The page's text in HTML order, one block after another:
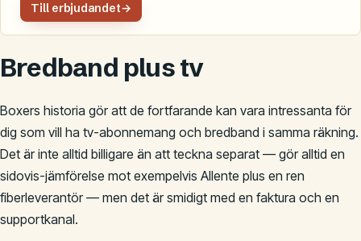
Till erbjudandet→
Bredband plus tv
Boxers historia gör att de fortfarande kan vara intressanta för
dig som vill ha tv-abonnemang och bredband i samma räkning.
Det är inte alltid billigare än att teckna separat — gör alltid en
sidovis-jämförelse mot exempelvis Allente plus en ren
fiberleverantör — men det är smidigt med en faktura och en
supportkanal.